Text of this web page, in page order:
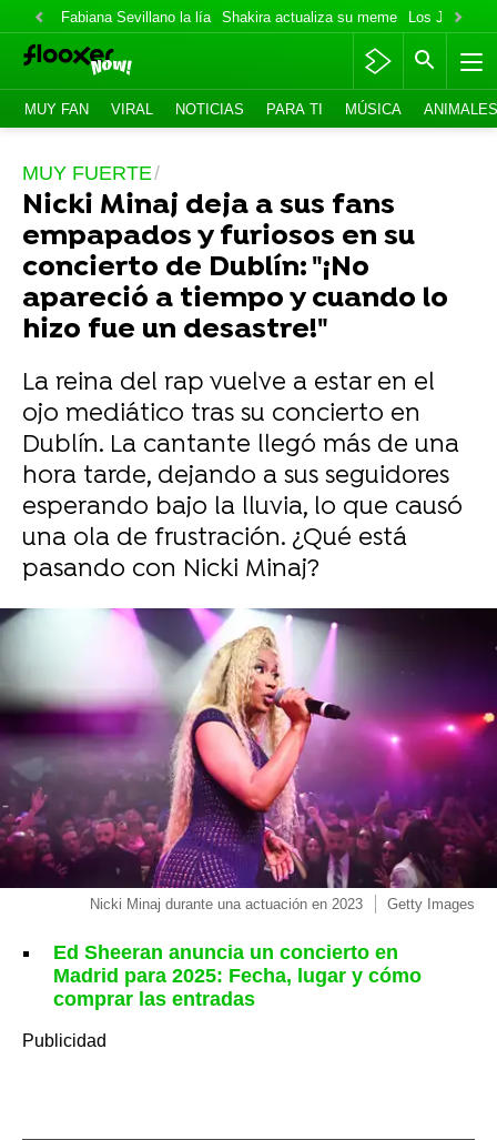
Fabiana Sevillano la lía Shakira actualiza su meme Los Jonas
MUY FAN VIRAL NOTICIAS PARA TI MÚSICA ANIMALES
MUY FUERTE
Nicki Minaj deja a sus fans
empapados y furiosos en su
concierto de Dublín: "¡No
apareció a tiempo y cuando lo
hizo fue un desastre!"
La reina del rap vuelve a estar en el
ojo mediático tras su concierto en
Dublín. La cantante llegó más de una
hora tarde, dejando a sus seguidores
esperando bajo la lluvia, lo que causó
una ola de frustración. ¿Qué está
pasando con Nicki Minaj?
Nicki Minaj durante una actuación en 2023 Getty Images
Ed Sheeran anuncia un concierto en
Madrid para 2025: Fecha, lugar y cómo
comprar las entradas